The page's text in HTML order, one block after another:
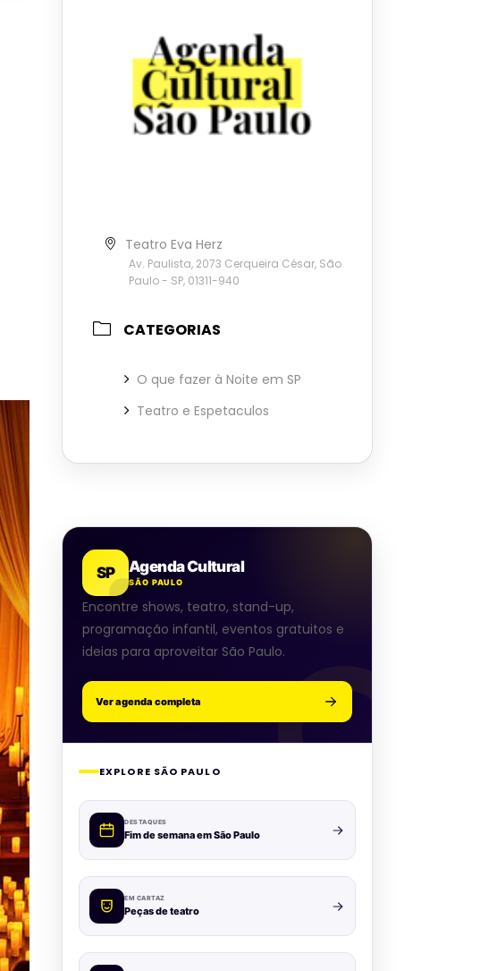
Teatro Eva Herz
Av. Paulista, 2073 Cerqueira César, São
Paulo - SP, 01311-940
CATEGORIAS
O que fazer à Noite em SP
Teatro e Espetaculos
SP Agenda Cultural
SÃO PAULO
Encontre shows, teatro, stand-up,
programação infantil, eventos gratuitos e
ideias para aproveitar São Paulo.
Ver agenda completa
EXPLORE SÃO PAULO
DESTAQUES
Fim de semana em São Paulo
EM CARTAZ
Peças de teatro